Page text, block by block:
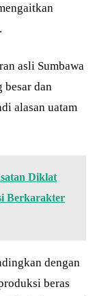
asli Sumbawa
dan
alasan uatam
Diklat
Berkarakter
dengan
beras